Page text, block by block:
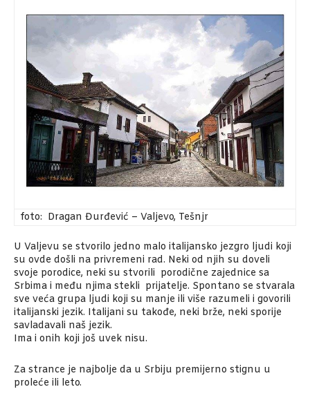
foto: Dragan Đurđević – Valjevo, Tešnjr
U Valjevu se stvorilo jedno malo italijansko jezgro ljudi koji
su ovde došli na privremeni rad. Neki od njih su doveli
svoje porodice, neki su stvorili porodične zajednice sa
Srbima i među njima stekli prijatelje. Spontano se stvarala
sve veća grupa ljudi koji su manje ili više razumeli i govorili
italijanski jezik. Italijani su takođe, neki brže, neki sporije
savladavali naš jezik.
Ima i onih koji još uvek nisu.
Za strance je najbolje da u Srbiju premijerno stignu u
proleće ili leto.